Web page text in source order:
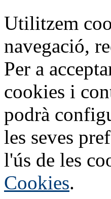
Utilitzem
navegació,
Per a
cookies i
podrà
les seves
l'ús de les
Cookies.